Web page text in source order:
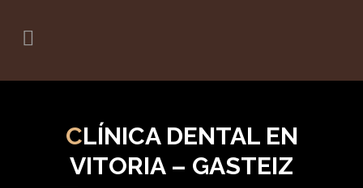
CLÍNICA DENTAL EN
VITORIA – GASTEIZ